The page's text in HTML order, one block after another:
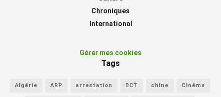
Chroniques
International
Gérer mes cookies
Tags
Algérie ARP arrestation BCT chine Cinéma